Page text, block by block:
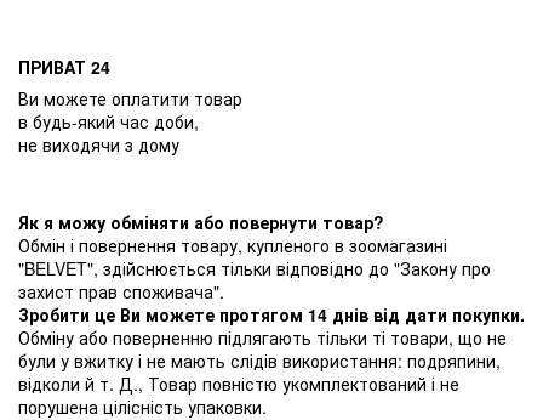
ПРИВАТ 24
Ви можете оплатити товар
в будь-який час доби,
не виходячи з дому
Як я можу обміняти або повернути товар?
Обмін і повернення товару, купленого в зоомагазині
"BELVET", здійснюється тільки відповідно до "Закону про
захист прав споживача".
Зробити це Ви можете протягом 14 днів від дати покупки.
Обміну або поверненню підлягають тільки ті товари, що не
були у вжитку і не мають слідів використання: подряпини,
відколи й т. Д., Товар повністю укомплектований і не
порушена цілісність упаковки.